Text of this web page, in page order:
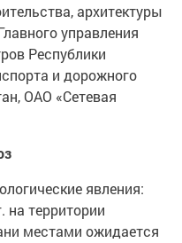
архитектуры
управления
Республики
и дорожного
ОАО «Сетевая
явления:
на территории
местами ожидается